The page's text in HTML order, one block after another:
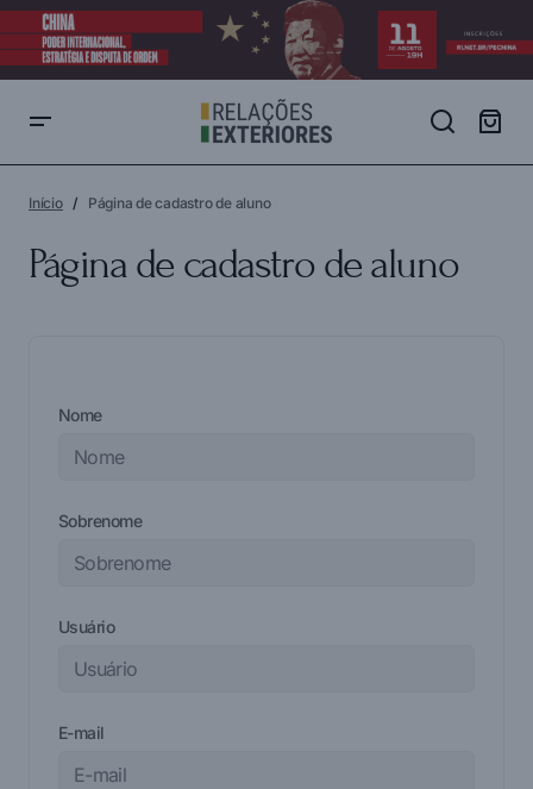
Início Página de cadastro de aluno
Página de cadastro de aluno
Nome
Sobrenome
Usuário
E-mail